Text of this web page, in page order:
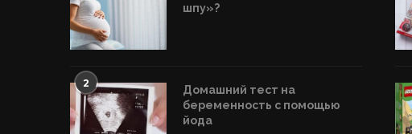
шпу»?
2
Домашний тест на
беременность с помощью
йода